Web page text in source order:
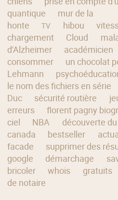
quantique
mur de la
honte
TV hibou
chargement
Cloud
d'Alzheimer
académicien
consommer
un chocolat
Lehmann
le nom des fichiers en série
Duc
sécurité routière
erreurs
florent pagny
ciel
NBA
découverte du
canada
bestseller
facade
supprimer des
google
démarchage
bricoler
whois gratuits
de notaire